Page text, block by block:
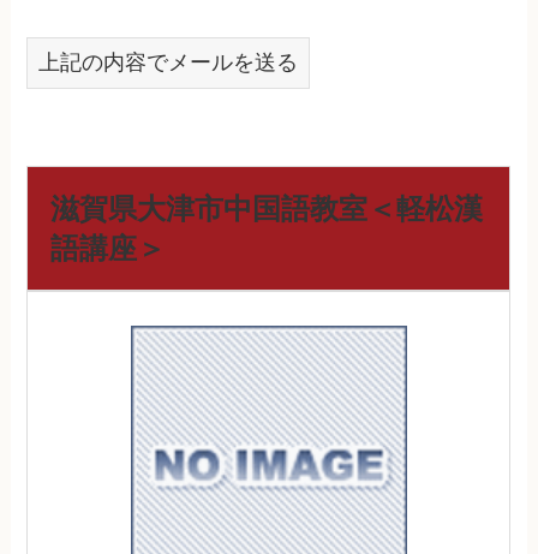
上記の内容でメールを送る
滋賀県大津市中国語教室＜軽松漢
語講座＞